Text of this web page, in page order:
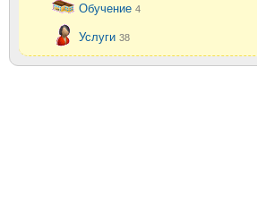
Обучение 4
Услуги 38